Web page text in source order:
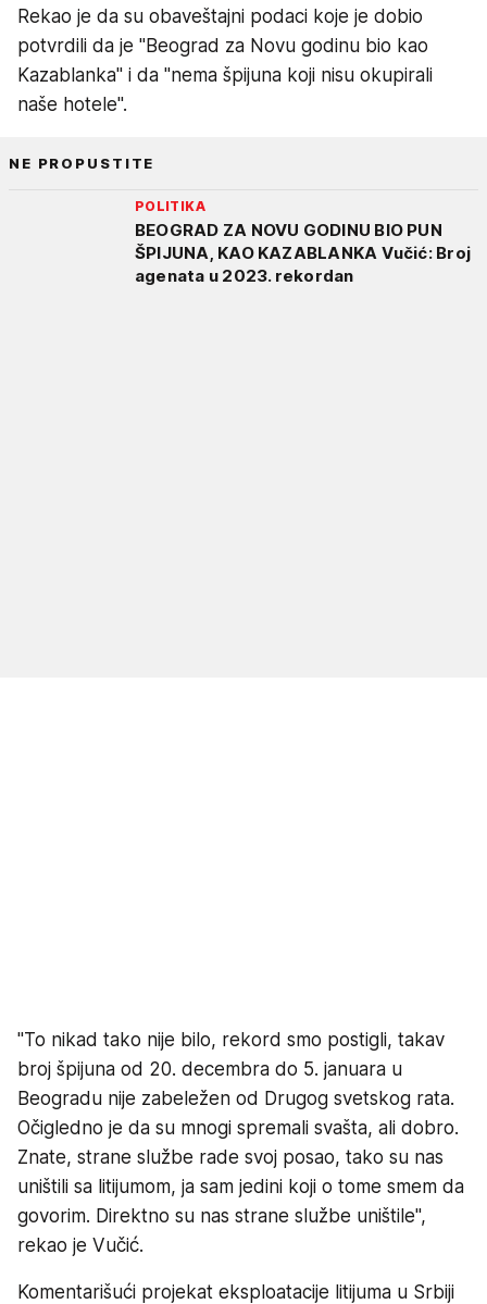
Rekao je da su obaveštajni podaci koje je dobio
potvrdili da je "Beograd za Novu godinu bio kao
Kazablanka" i da "nema špijuna koji nisu okupirali
naše hotele".
NE PROPUSTITE
POLITIKA
BEOGRAD ZA NOVU GODINU BIO PUN
ŠPIJUNA, KAO KAZABLANKA Vučić: Broj
agenata u 2023. rekordan
"To nikad tako nije bilo, rekord smo postigli, takav
broj špijuna od 20. decembra do 5. januara u
Beogradu nije zabeležen od Drugog svetskog rata.
Očigledno je da su mnogi spremali svašta, ali dobro.
Znate, strane službe rade svoj posao, tako su nas
uništili sa litijumom, ja sam jedini koji o tome smem da
govorim. Direktno su nas strane službe uništile",
rekao je Vučić.
Komentarišući projekat eksploatacije litijuma u Srbiji